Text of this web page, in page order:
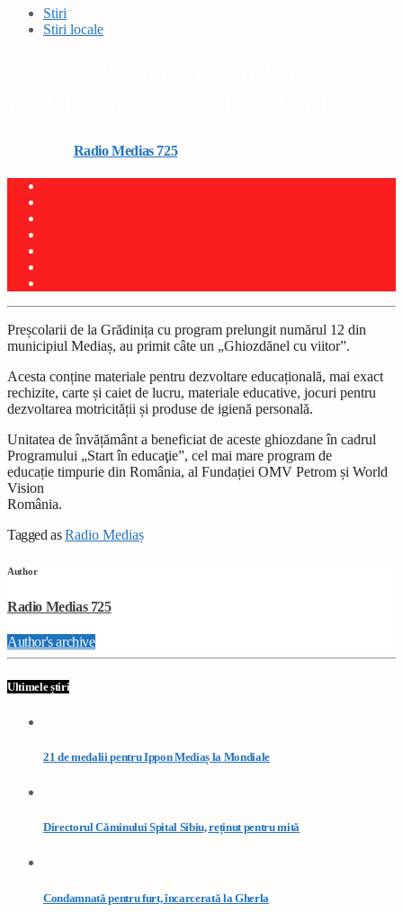
Stiri
Stiri locale
Radio Medias 725on 30 ianuarie 2025
Preșcolarii de la Grădinița cu program prelungit numărul 12 din
municipiul Mediaș, au primit câte un „Ghiozdănel cu viitor”.
Acesta conține materiale pentru dezvoltare educațională, mai exact
rechizite, carte și caiet de lucru, materiale educative, jocuri pentru
dezvoltarea motricității și produse de igienă personală.
Unitatea de învățământ a beneficiat de aceste ghiozdane în cadrul
Programului „Start în educaţie”, cel mai mare program de
educație timpurie din România, al Fundației OMV Petrom și World
Vision
România.
Tagged asRadio Mediaș
Author
Radio Medias 725
Author's archive
Ultimele știri
21 de medalii pentru Ippon Mediaș la Mondiale
Directorul Căminului Spital Sibiu, reținut pentru mită
Condamnată pentru furt, încarcerată la Gherla